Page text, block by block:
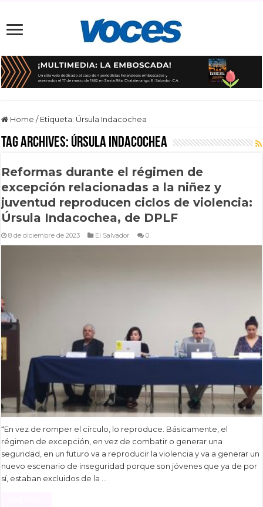
Home / Etiqueta: Úrsula Indacochea
Tag Archives: Úrsula Indacochea
Reformas durante el régimen de
excepción relacionadas a la niñez y
juventud reproducen ciclos de violencia:
Úrsula Indacochea, de DPLF
8 de diciembre de 2023 El Salvador 0
“En vez de romper el círculo, lo reproduce. Básicamente, el
régimen de excepción, en vez de combatir o generar una
seguridad, en un futuro va a reproducir la violencia y va a generar un
nuevo escenario de inseguridad porque son jóvenes que ya de por
sí, estaban excluidos de la …